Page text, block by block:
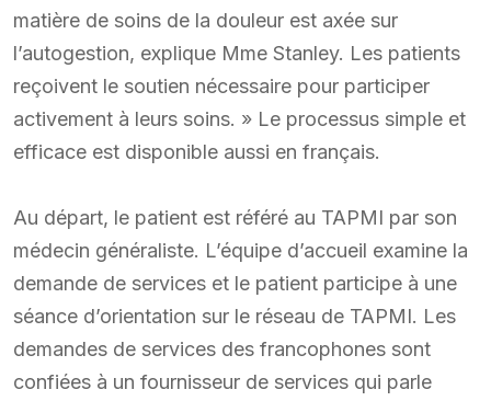
matière de soins de la douleur est axée sur
l’autogestion, explique Mme Stanley. Les patients
reçoivent le soutien nécessaire pour participer
activement à leurs soins. » Le processus simple et
efficace est disponible aussi en français.
Au départ, le patient est référé au TAPMI par son
médecin généraliste. L’équipe d’accueil examine la
demande de services et le patient participe à une
séance d’orientation sur le réseau de TAPMI. Les
demandes de services des francophones sont
confiées à un fournisseur de services qui parle